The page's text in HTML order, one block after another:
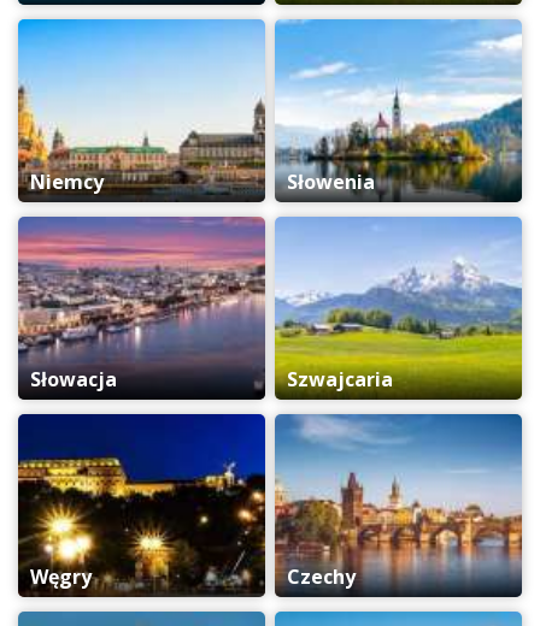
Niemcy Słowenia
Słowacja Szwajcaria
Węgry Czechy